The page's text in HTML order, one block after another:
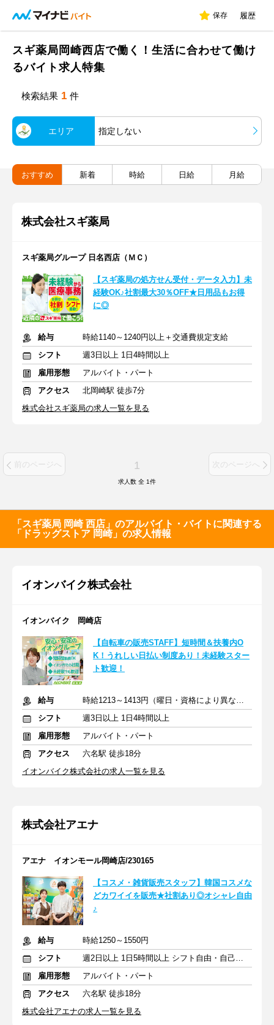
保存 履歴
スギ薬局岡崎西店で働く！生活に合わせて働け
るバイト求人特集
検索結果 1 件
エリア 指定しない
おすすめ 新着 時給 日給 月給
株式会社スギ薬局
スギ薬局グループ 日名西店（ＭＣ）
【スギ薬局の処方せん受付・データ入力】未
経験OK♪社割最大30％OFF★日用品もお得
に◎
給与
時給1140～1240円以上＋交通費規定支給
シフト
週3日以上 1日4時間以上
雇用形態
アルバイト・パート
アクセス
北岡崎駅 徒歩7分
株式会社スギ薬局の求人一覧を見る
前のページへ 1 次のページへ
求人数 全 1件
「スギ薬局 岡崎 西店」のアルバイト・バイトに関連する
「ドラッグストア 岡崎」の求人情報
イオンバイク株式会社
イオンバイク 岡崎店
【自転車の販売STAFF】短時間＆扶養内O
K！うれしい日払い制度あり！未経験スター
ト歓迎！
給与
時給1213～1413円（曜日・資格により異なる）
シフト
週3日以上 1日4時間以上
雇用形態
アルバイト・パート
アクセス
六名駅 徒歩18分
イオンバイク株式会社の求人一覧を見る
株式会社アエナ
アエナ イオンモール岡崎店/230165
【コスメ・雑貨販売スタッフ】韓国コスメな
どカワイイを販売★社割あり◎オシャレ自由
♪
給与
時給1250～1550円
シフト
週2日以上 1日5時間以上 シフト自由・自己申告
雇用形態
アルバイト・パート
アクセス
六名駅 徒歩18分
株式会社アエナの求人一覧を見る